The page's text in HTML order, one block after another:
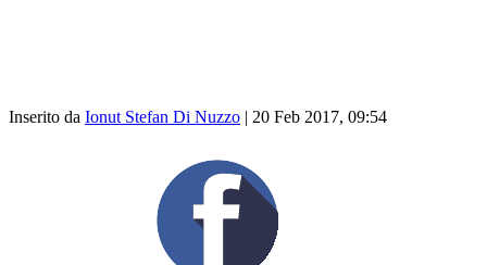
Ionut Stefan Di Nuzzo|20 Feb 2017, 09:54